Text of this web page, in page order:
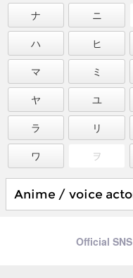
ナ
ニ
ハ
ヒ
マ
ミ
ヤ
ユ
ラ
リ
ワ
ヲ
Official SNS